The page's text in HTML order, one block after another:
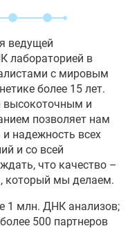
ведущей
лабораторией в
с мировым
более 15 лет.
высокоточным и
позволяет нам
и надежность всех
и со всей
что качество –
который мы делаем.
1 млн. ДНК анализов;
500 партнеров